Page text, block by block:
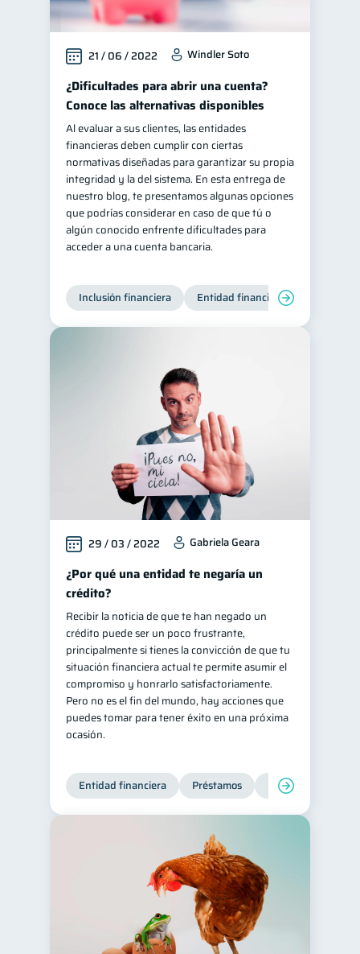
Finanzas en Pareja
inversiones ahorro
Gasto responsable 1
información financiera
21 / 06 / 2022 Windler Soto
¿Dificultades para abrir una cuenta?
Conoce las alternativas disponibles
Al evaluar a sus clientes, las entidades
financieras deben cumplir con ciertas
normativas diseñadas para garantizar su propia
integridad y la del sistema. En esta entrega de
nuestro blog, te presentamos algunas opciones
que podrías considerar en caso de que tú o
algún conocido enfrente dificultades para
acceder a una cuenta bancaria.
Inclusión financiera Entidad financiera
29 / 03 / 2022 Gabriela Geara
¿Por qué una entidad te negaría un
crédito?
Recibir la noticia de que te han negado un
crédito puede ser un poco frustrante,
principalmente si tienes la convicción de que tu
situación financiera actual te permite asumir el
compromiso y honrarlo satisfactoriamente.
Pero no es el fin del mundo, hay acciones que
puedes tomar para tener éxito en una próxima
ocasión.
Entidad financiera Préstamos Productos